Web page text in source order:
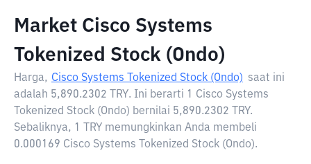
Market Cisco Systems
Tokenized Stock (Ondo)
Harga, Cisco Systems Tokenized Stock (Ondo) saat ini
adalah 5,890.2302 TRY. Ini berarti 1 Cisco Systems
Tokenized Stock (Ondo) bernilai 5,890.2302 TRY.
Sebaliknya, 1 TRY memungkinkan Anda membeli
0.000169 Cisco Systems Tokenized Stock (Ondo).